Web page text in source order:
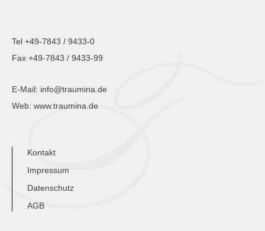
Tel +49-7843 / 9433-0
Fax +49-7843 / 9433-99
E-Mail: info@traumina.de
Web: www.traumina.de
Kontakt
Impressum
Datenschutz
AGB